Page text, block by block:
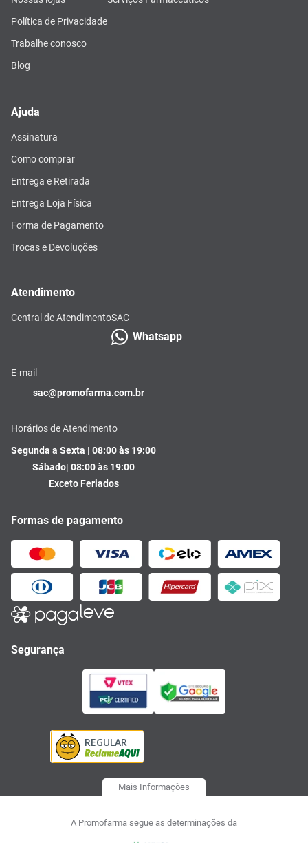
Política de Privacidade
Trabalhe conosco
Blog
Ajuda
Assinatura
Como comprar
Entrega e Retirada
Entrega Loja Física
Forma de Pagamento
Trocas e Devoluções
Atendimento
Central de AtendimentoSAC
Whatsapp
E-mail
sac@promofarma.com.br
Horários de Atendimento
Segunda a Sexta | 08:00 às 19:00
Sábado| 08:00 às 19:00
Exceto Feriados
Formas de pagamento
Segurança
Mais Informações
A Promofarma segue as determinações da